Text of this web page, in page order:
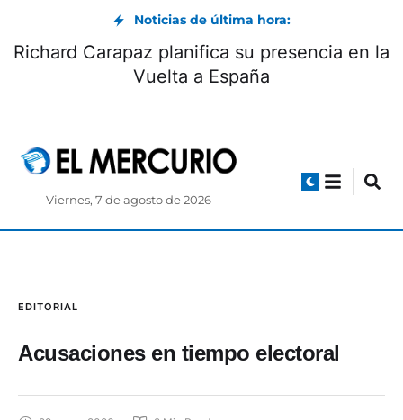
Noticias de última hora:
Richard Carapaz planifica su presencia en la
Vuelta a España
Viernes, 7 de agosto de 2026
EDITORIAL
Acusaciones en tiempo electoral